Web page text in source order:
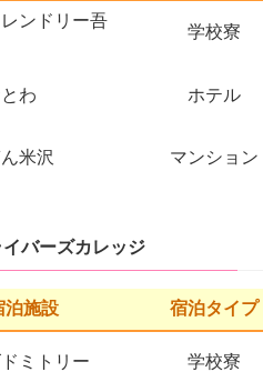
ンドリー吾
学校寮
わ ホテル
米沢 マンション
バーズカレッジ
泊施設 宿泊タイプ
ミトリー 学校寮